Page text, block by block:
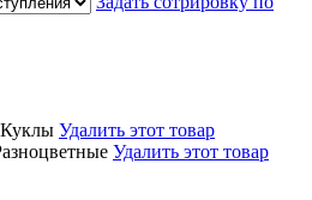
Удалить этот товар
Удалить этот товар